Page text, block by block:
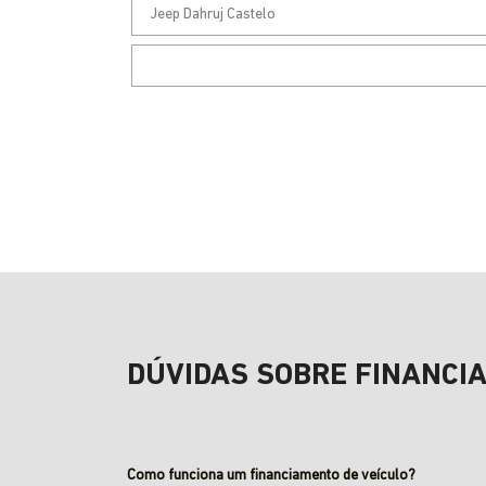
DÚVIDAS SOBRE
Como funciona um financiamento de veículo?